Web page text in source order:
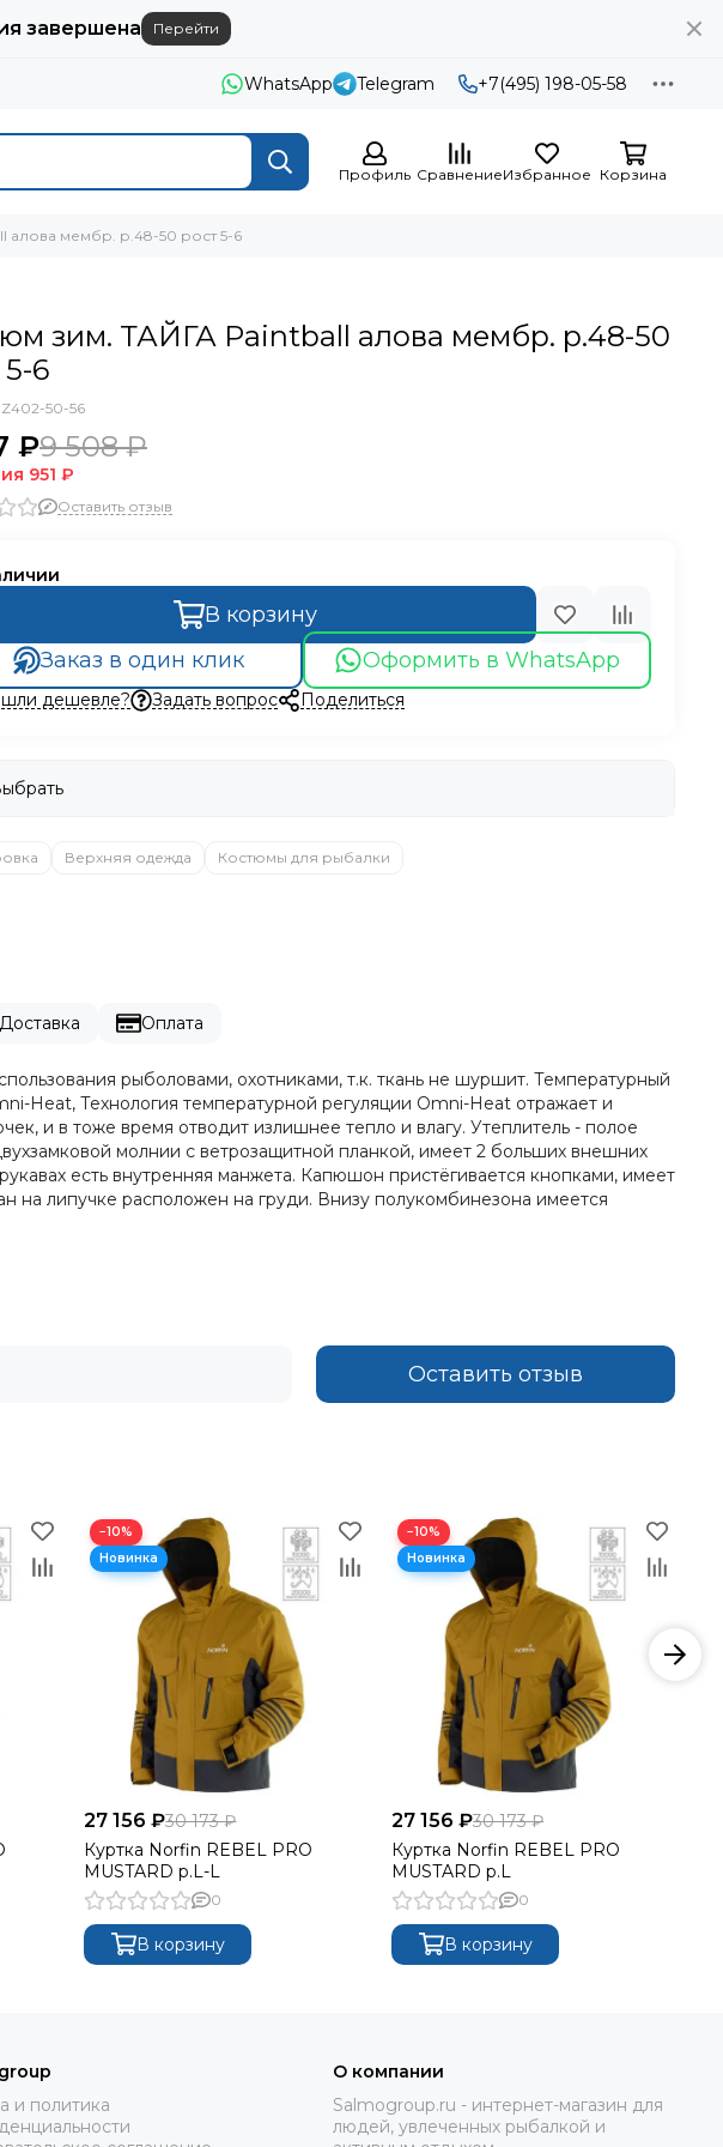
завершена Перейти
WhatsApp Telegram +7(495) 198-05-58
Профиль СравнениеИзбранное Корзина
алова мембр. р.48-50 рост 5-6
зим. ТАЙГА Paintball алова мембр. р.48-50
6
Z402-50-56
₽9 508 ₽
951 ₽
Оставить отзыв
В корзину
Заказ в один клик
Оформить в WhatsApp
дешевле? Задать вопрос Поделиться
Верхняя одежда Костюмы для рыбалки
Доставка Оплата
рыболовами, охотниками, т.к. ткань не шуршит. Температурный
Heat, Технология температурной регуляции Omni-Heat отражает и
и в тоже время отводит излишнее тепло и влагу. Утеплитель - полое
молнии с ветрозащитной планкой, имеет 2 больших внешних
есть внутренняя манжета. Капюшон пристёгивается кнопками, имеет
на липучке расположен на груди. Внизу полукомбинезона имеется
Оставить отзыв
−10%
27 156 ₽30 173 ₽
Куртка Norfin REBEL PRO
MUSTARD р.L-L
0
В корзину
−10%
27 156 ₽30 173 ₽
Куртка Norfin REBEL PRO
MUSTARD р.L
0
В корзину
и политика
О компании
Salmogroup.ru - интернет-магазин для
людей, увлеченных рыбалкой и